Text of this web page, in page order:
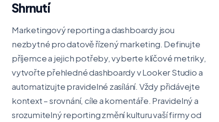
Shrnutí
Marketingový reporting a dashboardy jsou
nezbytné pro datově řízený marketing. Definujte
příjemce a jejich potřeby, vyberte klíčové metriky,
vytvořte přehledné dashboardy v Looker Studio a
automatizujte pravidelné zasílání. Vždy přidávejte
kontext – srovnání, cíle a komentáře. Pravidelný a
srozumitelný reporting změní kulturu vaší firmy od